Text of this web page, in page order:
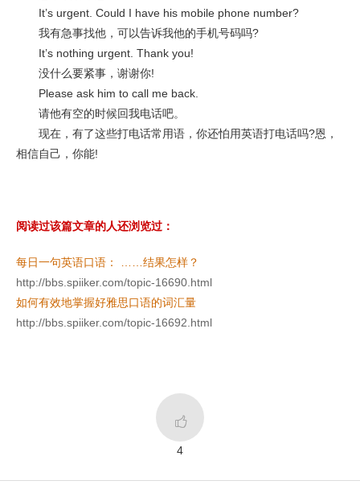
It’s urgent. Could I have his mobile phone number?
我有急事找他，可以告诉我他的手机号码吗?
It’s nothing urgent. Thank you!
没什么要紧事，谢谢你!
Please ask him to call me back.
请他有空的时候回我电话吧。
现在，有了这些打电话常用语，你还怕用英语打电话吗?恩，
相信自己，你能!
阅读过该篇文章的人还浏览过：
每日一句英语口语： ……结果怎样？
http://bbs.spiiker.com/topic-16690.html
如何有效地掌握好雅思口语的词汇量
http://bbs.spiiker.com/topic-16692.html

4